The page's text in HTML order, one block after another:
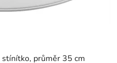
průměr 35 cm